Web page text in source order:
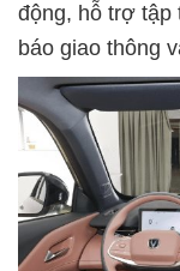
động, hỗ trợ tập
báo giao thông